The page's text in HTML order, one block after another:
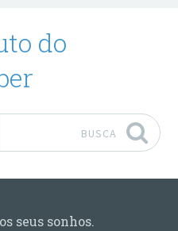
BUSCA
seus sonhos.